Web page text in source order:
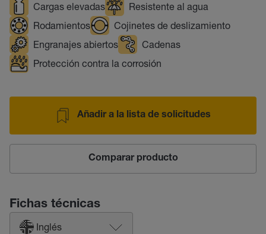
Cargas elevadas
Resistente al agua
Rodamientos
Cojinetes de deslizamiento
Engranajes abiertos
Cadenas
Protección contra la corrosión
Añadir a la lista de solicitudes
Comparar producto
Fichas técnicas
Inglés